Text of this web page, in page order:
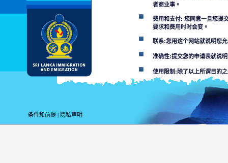
者商业事。
费用和支付: 您同意一旦您提
要求和费用时时会变。
联系:您用这个网站就说明您
准确性:提交您的申请表就说
使用限制:除了以上所谓目的
用这个网站您便就接受
斯里兰卡移居与移民部不负责
某个部门或其代理对网站所在
条件和前提 | 隐私声明